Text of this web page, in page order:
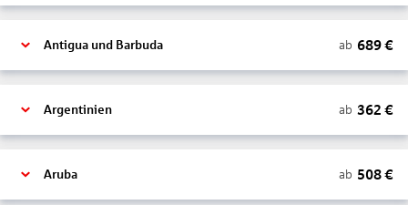
Antigua und Barbuda ab 689€
Argentinien ab 362 €
Aruba ab 508€